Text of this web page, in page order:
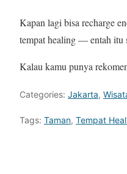
Kapan lagi bisa recharge
tempat healing — entah itu
Kalau kamu punya
Categories: Jakarta,
Tags: Taman, Tempat